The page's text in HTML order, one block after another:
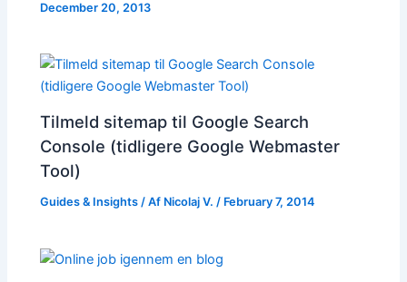
December 20, 2013
Tilmeld sitemap til Google Search
Console (tidligere Google Webmaster
Tool)
Guides & Insights / Af Nicolaj V./ February 7, 2014